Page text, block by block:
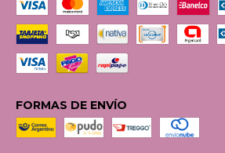
FORMAS DE ENVÍO